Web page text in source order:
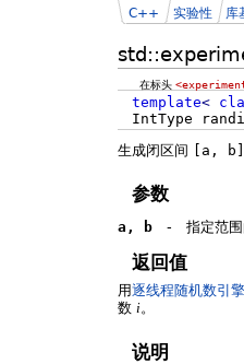
C++ 实验性 库
在标头
template<
IntType
生成闭区间
[a, b]
参数
a, b - 指定范
返回值
用逐线程随机数引擎
数 i。
说明